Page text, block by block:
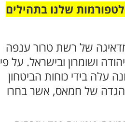
שלנו בתהילים
של רשת טרור ענפה
ושומרון ובישראל. על פי
בידי כוחות הביטחון
הגדה של חמאס, אשר בחרו